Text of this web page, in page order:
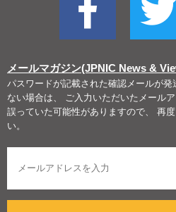
メールマガジン(JPNIC News &
パスワードが記載された確認メールが
ない場合は、 ご入力いただいたメール
誤っていた可能性がありますので、 再
い。